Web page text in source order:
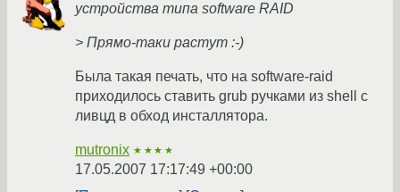
устройства типа software RAID
> Прямо-таки растут :-)
Была такая печать, что на software-raid
приходилось ставить grub ручками из shell с
ливцд в обход инсталлятора.
mutronix ★★★★
17.05.2007 17:17:49 +00:00